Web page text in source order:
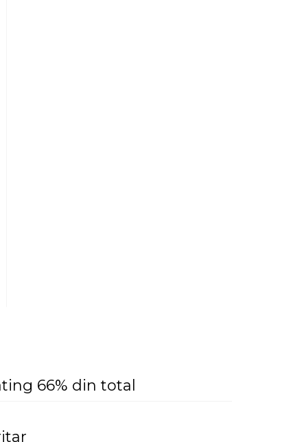
66% din total